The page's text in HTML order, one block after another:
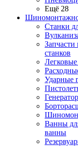
Ещё 28
Станки
станков
Ударные
Ванны
ванны